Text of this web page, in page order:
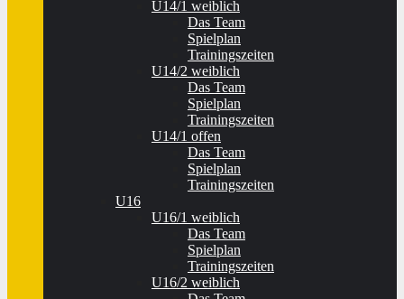
U14/1 weiblich
Das Team
Spielplan
Trainingszeiten
U14/2 weiblich
Das Team
Spielplan
Trainingszeiten
U14/1 offen
Das Team
Spielplan
Trainingszeiten
U16
U16/1 weiblich
Das Team
Spielplan
Trainingszeiten
U16/2 weiblich